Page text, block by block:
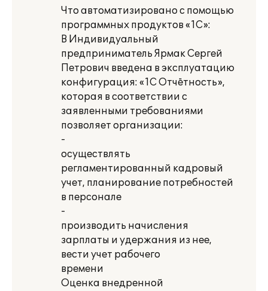
Что автоматизировано с помощью
программных продуктов «1С»:
В Индивидуальный
предприниматель Ярмак Сергей
Петрович введена в эксплуатацию
конфигурация: «1С Отчётность»,
которая в соответствии с
заявленными требованиями
позволяет организации:
-
осуществлять
регламентированный кадровый
учет, планирование потребностей
в персонале
-
производить начисления
зарплаты и удержания из нее,
вести учет рабочего
времени
Оценка внедренной